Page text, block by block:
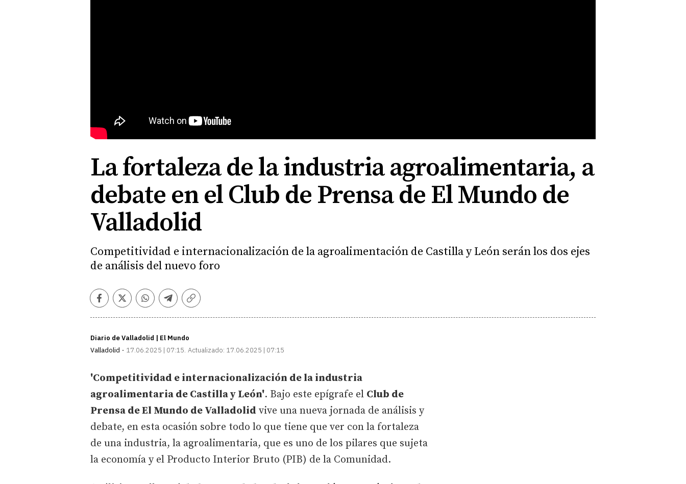
La fortaleza de la industria agroalimentaria, a
debate en el Club de Prensa de El Mundo de
Valladolid
Competitividad e internacionalización de la agroalimentación de Castilla y León serán los dos ejes
de análisis del nuevo foro
Facebook
TwitterWhatsapp
Telegram
Copiar
Diario de Valladolid | El Mundo
Valladolid
17.06.2025 | 07:15 Actualizado: 17.06.2025 | 07:15
'Competitividad e internacionalización de la industria
agroalimentaria de Castilla y León'. Bajo este epígrafe el Club de
Prensa de El Mundo de Valladolid vive una nueva jornada de análisis y
debate, en esta ocasión sobre todo lo que tiene que ver con la fortaleza
de una industria, la agroalimentaria, que es uno de los pilares que sujeta
la economía y el Producto Interior Bruto (PIB) de la Comunidad.